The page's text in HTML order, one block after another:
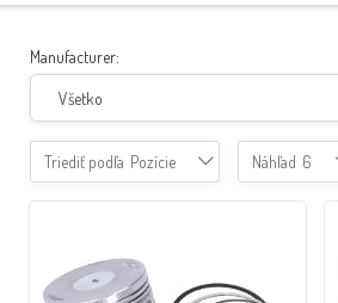
Manufacturer:
Všetko
Triediť podľa Pozície Náhľad 6